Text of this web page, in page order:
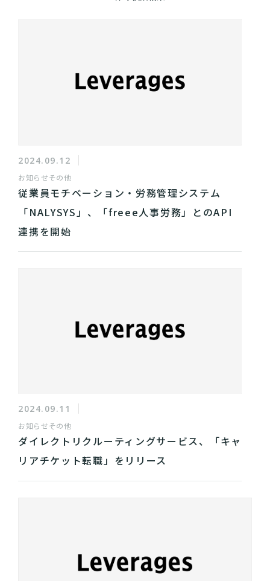
2024.09.12
お知らせその他
従業員モチベーション・労務管理システム
「NALYSYS」、「freee人事労務」とのAPI
連携を開始
2024.09.11
お知らせその他
ダイレクトリクルーティングサービス、「キャ
リアチケット転職」をリリース